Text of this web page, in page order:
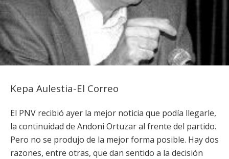
Kepa Aulestia-El Correo
El PNV recibió ayer la mejor noticia que podía llegarle,
la continuidad de Andoni Ortuzar al frente del partido.
Pero no se produjo de la mejor forma posible. Hay dos
razones, entre otras, que dan sentido a la decisión